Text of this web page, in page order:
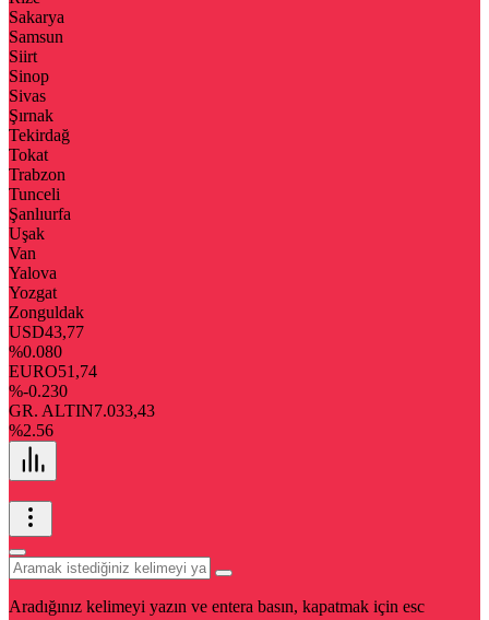
Sakarya
Samsun
Siirt
Sinop
Sivas
Şırnak
Tekirdağ
Tokat
Trabzon
Tunceli
Şanlıurfa
Uşak
Van
Yalova
Yozgat
Zonguldak
USD43,77
%0.080
EURO51,74
%-0.230
GR. ALTIN7.033,43
%2.56
Aradığınız kelimeyi yazın ve entera basın, kapatmak için esc